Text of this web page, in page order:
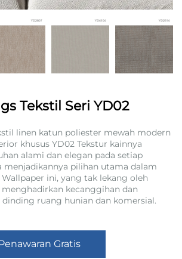
Tekstil Seri YD02
linen katun poliester mewah modern
khusus YD02 Tekstur kainnya
alami dan elegan pada setiap
menjadikannya pilihan utama dalam
ini, yang tak lekang oleh
kecanggihan dan
dinding ruang hunian dan komersial.
Gratis